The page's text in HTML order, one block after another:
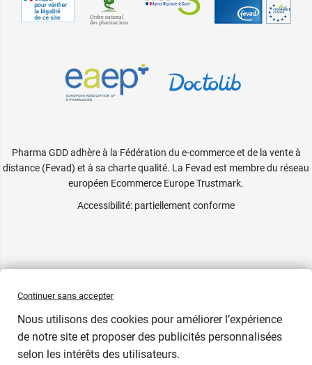
Indisponible
Pharma GDD adhère à la Fédération du e-commerce et de la vente à
distance (Fevad) et à sa charte qualité. La Fevad est membre du réseau
européen Ecommerce Europe Trustmark.
Accessibilité: partiellement conforme
Continuer sans accepter
Nous utilisons des cookies pour améliorer l’expérience
de notre site et proposer des publicités personnalisées
selon les intérêts des utilisateurs.